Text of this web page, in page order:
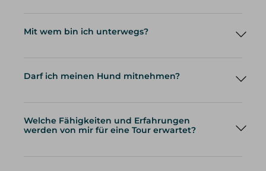
Mit wem bin ich unterwegs?
Darf ich meinen Hund mitnehmen?
Welche Fähigkeiten und Erfahrungen
werden von mir für eine Tour erwartet?